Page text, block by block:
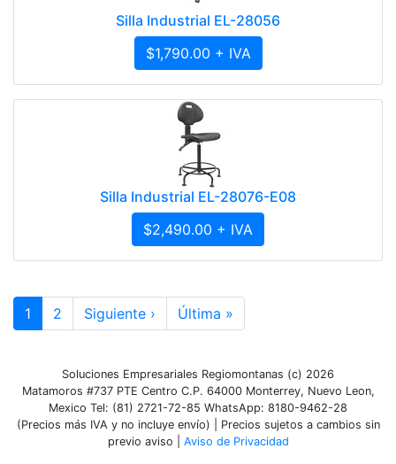
Silla Industrial EL-28056
$1,790.00 + IVA
Silla Industrial EL-28076-E08
$2,490.00 + IVA
1 2 Siguiente › Última »
Soluciones Empresariales Regiomontanas (c) 2026
Matamoros #737 PTE Centro C.P. 64000 Monterrey, Nuevo Leon,
Mexico Tel: (81) 2721-72-85 WhatsApp: 8180-9462-28
(Precios más IVA y no incluye envío) | Precios sujetos a cambios sin
previo aviso | Aviso de Privacidad